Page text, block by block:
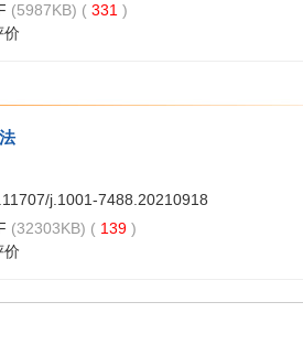
(5987KB) ( 331 )
价
j.1001-7488.20210918
(32303KB) ( 139 )
价